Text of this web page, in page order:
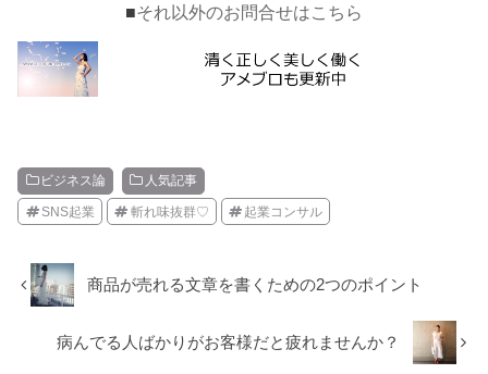
■それ以外のお問合せはこちら
ビジネス論 人気記事
SNS起業 斬れ味抜群♡ 起業コンサル
商品が売れる文章を書くための2つのポイント
病んでる人ばかりがお客様だと疲れませんか？